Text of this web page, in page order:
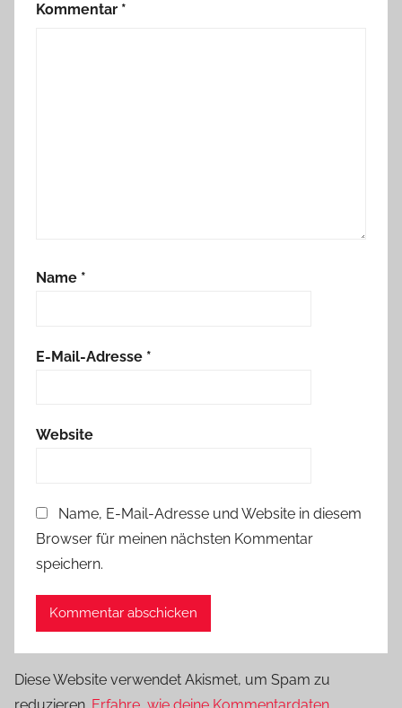
Kommentar *
Name *
E-Mail-Adresse *
Website
Name, E-Mail-Adresse und Website in diesem
Browser für meinen nächsten Kommentar
speichern.
Diese Website verwendet Akismet, um Spam zu